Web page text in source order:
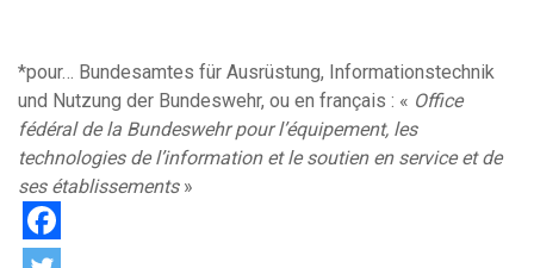
*pour… Bundesamtes für Ausrüstung, Informationstechnik
und Nutzung der Bundeswehr, ou en français : « Office
fédéral de la Bundeswehr pour l’équipement, les
technologies de l’information et le soutien en service et de
ses établissements»